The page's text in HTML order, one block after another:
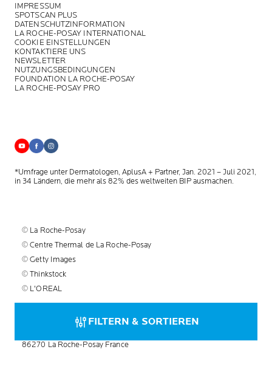
FILTERN & SORTIEREN
IMPRESSUM
SPOTSCAN PLUS
DATENSCHUTZINFORMATION
LA ROCHE-POSAY INTERNATIONAL
COOKIE EINSTELLUNGEN
KONTAKTIERE UNS
NEWSLETTER
NUTZUNGSBEDINGUNGEN
FOUNDATION LA ROCHE-POSAY
LA ROCHE-POSAY PRO
*Umfrage unter Dermatologen, AplusA + Partner, Jan. 2021 – Juli 2021,
in 34 Ländern, die mehr als 82% des weltweiten BIP ausmachen.
© La Roche-Posay
© Centre Thermal de La Roche-Posay
© Getty Images
© Thinkstock
© L'OREAL
Herstellerinformationen:
La Roche-Posay Laboratoire Dermatologique CAI
86270 La Roche-Posay France